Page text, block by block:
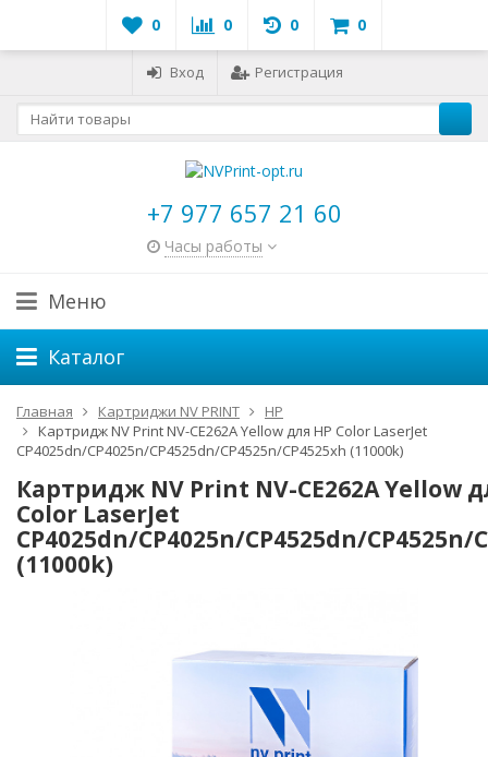
0 0 0 0
Вход Регистрация
+7 977 657 21 60
Часы работы
Меню
Каталог
Главная Картриджи NV PRINT
HP
Картридж NV Print NV-CE262A Yellow для HP Color LaserJet
CP4025dn/CP4025n/CP4525dn/CP4525n/CP4525xh (11000k)
Картридж NV Print NV-CE262A Yellow
Color LaserJet
CP4025dn/CP4025n/CP4525dn/CP4525n/
(11000k)